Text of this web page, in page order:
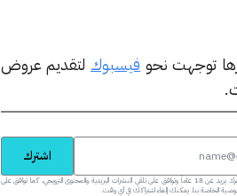
توجهت نحو فيسبوك لتقديم عروض
اشترك
عبر تسجيلك، أنت تؤكد أن عمرك يزيد عن 18 عاماً وتوافق على تلقي النشرات البريدية والمحتوى الترويجي، كما توافق على
الخاصة بنا. يمكنك إلغاء اشتراكك في أي وقت.